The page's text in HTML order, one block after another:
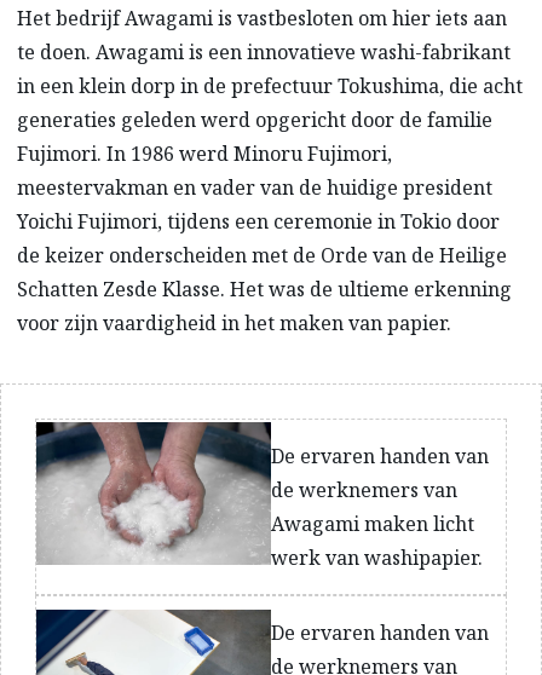
Het bedrijf Awagami is vastbesloten om hier iets aan
te doen. Awagami is een innovatieve washi-fabrikant
in een klein dorp in de prefectuur Tokushima, die acht
generaties geleden werd opgericht door de familie
Fujimori. In 1986 werd Minoru Fujimori,
meestervakman en vader van de huidige president
Yoichi Fujimori, tijdens een ceremonie in Tokio door
de keizer onderscheiden met de Orde van de Heilige
Schatten Zesde Klasse. Het was de ultieme erkenning
voor zijn vaardigheid in het maken van papier.
De ervaren handen van
de werknemers van
Awagami maken licht
werk van washipapier.
De ervaren handen van
de werknemers van